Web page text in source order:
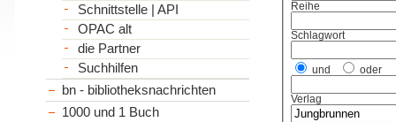
Reihe
Schlagwort
und oder
Verlag
Schnittstelle | API
OPAC alt
die Partner
Suchhilfen
bn - bibliotheksnachrichten
1000 und 1 Buch